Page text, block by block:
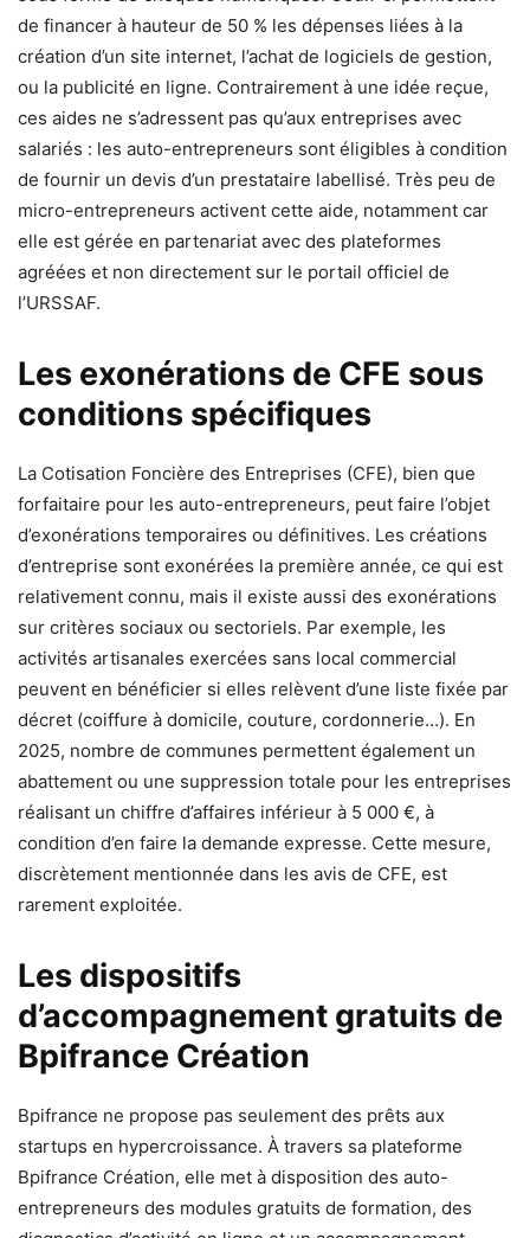
de financer à hauteur de 50 % les dépenses liées à la
création d’un site internet, l’achat de logiciels de gestion,
ou la publicité en ligne. Contrairement à une idée reçue,
ces aides ne s’adressent pas qu’aux entreprises avec
salariés : les auto-entrepreneurs sont éligibles à condition
de fournir un devis d’un prestataire labellisé. Très peu de
micro-entrepreneurs activent cette aide, notamment car
elle est gérée en partenariat avec des plateformes
agréées et non directement sur le portail officiel de
l’URSSAF.
Les exonérations de CFE sous
conditions spécifiques
La Cotisation Foncière des Entreprises (CFE), bien que
forfaitaire pour les auto-entrepreneurs, peut faire l’objet
d’exonérations temporaires ou définitives. Les créations
d’entreprise sont exonérées la première année, ce qui est
relativement connu, mais il existe aussi des exonérations
sur critères sociaux ou sectoriels. Par exemple, les
activités artisanales exercées sans local commercial
peuvent en bénéficier si elles relèvent d’une liste fixée par
décret (coiffure à domicile, couture, cordonnerie…). En
2025, nombre de communes permettent également un
abattement ou une suppression totale pour les entreprises
réalisant un chiffre d’affaires inférieur à 5 000 €, à
condition d’en faire la demande expresse. Cette mesure,
discrètement mentionnée dans les avis de CFE, est
rarement exploitée.
Les dispositifs
d’accompagnement gratuits de
Bpifrance Création
Bpifrance ne propose pas seulement des prêts aux
startups en hypercroissance. À travers sa plateforme
Bpifrance Création, elle met à disposition des auto-
entrepreneurs des modules gratuits de formation, des